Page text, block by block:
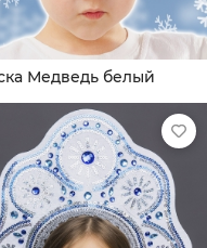
Медведь белый